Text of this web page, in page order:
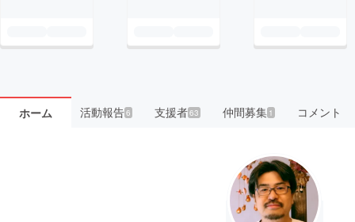
ホーム 活動報告6 支援者63 仲間募集 1 コメント